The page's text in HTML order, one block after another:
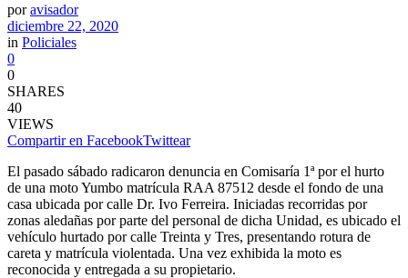
por avisador
diciembre 22, 2020
in Policiales
0
0
SHARES
40
VIEWS
Compartir en FacebookTwittear
El pasado sábado radicaron denuncia en Comisaría 1ª por el hurto
de una moto Yumbo matrícula RAA 87512 desde el fondo de una
casa ubicada por calle Dr. Ivo Ferreira. Iniciadas recorridas por
zonas aledañas por parte del personal de dicha Unidad, es ubicado el
vehículo hurtado por calle Treinta y Tres, presentando rotura de
careta y matrícula violentada. Una vez exhibida la moto es
reconocida y entregada a su propietario.